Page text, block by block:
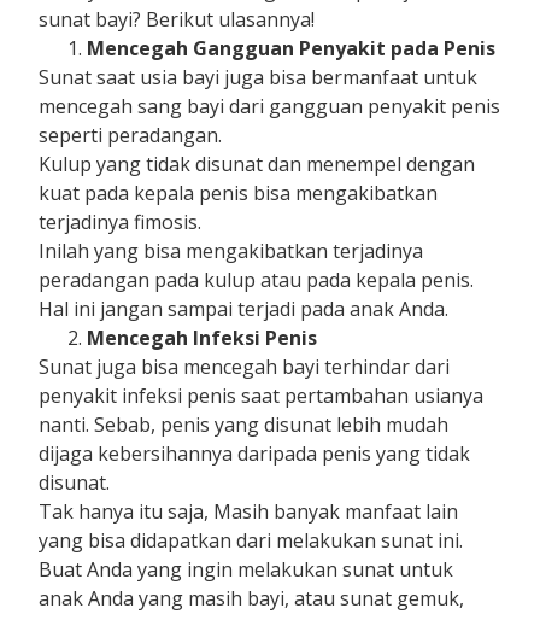
sunat bayi? Berikut ulasannya!
Mencegah Gangguan Penyakit pada Penis
Sunat saat usia bayi juga bisa bermanfaat untuk
mencegah sang bayi dari gangguan penyakit penis
seperti peradangan.
Kulup yang tidak disunat dan menempel dengan
kuat pada kepala penis bisa mengakibatkan
terjadinya fimosis.
Inilah yang bisa mengakibatkan terjadinya
peradangan pada kulup atau pada kepala penis.
Hal ini jangan sampai terjadi pada anak Anda.
Mencegah Infeksi Penis
Sunat juga bisa mencegah bayi terhindar dari
penyakit infeksi penis saat pertambahan usianya
nanti. Sebab, penis yang disunat lebih mudah
dijaga kebersihannya daripada penis yang tidak
disunat.
Tak hanya itu saja, Masih banyak manfaat lain
yang bisa didapatkan dari melakukan sunat ini.
Buat Anda yang ingin melakukan sunat untuk
anak Anda yang masih bayi, atau sunat gemuk,